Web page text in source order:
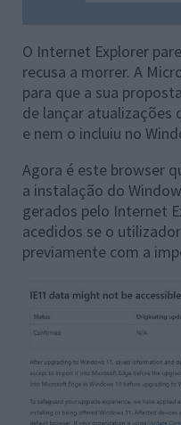
O Internet Explorer
recusa a morrer. A
para que a sua
de lançar atualizações
e nem o incluiu no
Agora é este browser
a instalação do
gerados pelo Internet
acedidos se o
previamente com a